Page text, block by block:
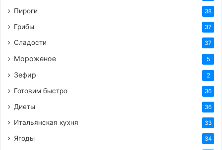
Пироги 38
Грибы 37
Сладости 37
Мороженое 5
Зефир 2
Готовим быстро 36
Диеты 36
Итальянская кухня 33
Ягоды 34